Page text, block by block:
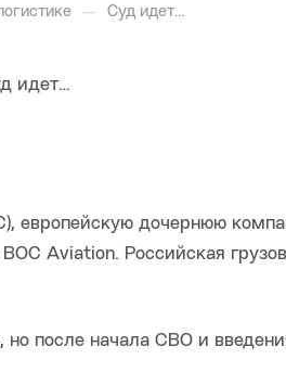
— Суд идет…
европейскую дочернюю
Aviation. Российская
после начала СВО и